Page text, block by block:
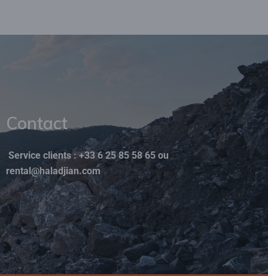
Contact
Service clients :+33 6 25 85 58 65 ou
rental@haladjian.com